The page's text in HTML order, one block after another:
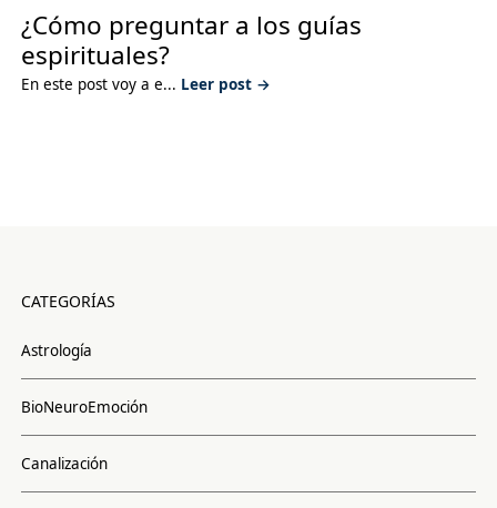
¿Cómo preguntar a los guías
espirituales?
En este post voy a e... Leer post →
CATEGORÍAS
Astrología
BioNeuroEmoción
Canalización